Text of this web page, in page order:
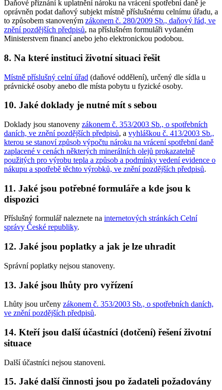
Daňové přiznání k uplatnění nároku na vrácení spotřební daně je
oprávněn podat daňový subjekt místně příslušnému celnímu úřadu, a
to způsobem stanoveným zákonem č. 280/2009 Sb., daňový řád, ve
znění pozdějších předpisů, na příslušném formuláři vydaném
Ministerstvem financí anebo jeho elektronickou podobou.
8. Na které instituci životní situaci řešit
Místně příslušný celní úřad (daňové oddělení), určený dle sídla u
právnické osoby anebo dle místa pobytu u fyzické osoby.
10. Jaké doklady je nutné mít s sebou
Doklady jsou stanoveny zákonem č. 353/2003 Sb., o spotřebních
daních, ve znění pozdějších předpisů, a vyhláškou č. 413/2003 Sb.,
kterou se stanoví způsob výpočtu nároku na vrácení spotřební daně
zaplacené v cenách některých minerálních olejů prokazatelně
použitých pro výrobu tepla a způsob a podmínky vedení evidence o
nákupu a spotřebě těchto výrobků, ve znění pozdějších předpisů.
11. Jaké jsou potřebné formuláře a kde jsou k
dispozici
Příslušný formulář naleznete na internetových stránkách Celní
správy České republiky.
12. Jaké jsou poplatky a jak je lze uhradit
Správní poplatky nejsou stanoveny.
13. Jaké jsou lhůty pro vyřízení
Lhůty jsou určeny zákonem č. 353/2003 Sb., o spotřebních daních,
ve znění pozdějších předpisů.
14. Kteří jsou další účastníci (dotčení) řešení životní
situace
Další účastníci nejsou stanoveni.
15. Jaké další činnosti jsou po žadateli požadovány